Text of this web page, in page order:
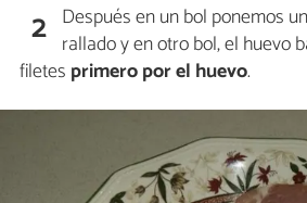
2 Después en un bol ponemos
rallado y en otro bol, el huevo
filetes primero por el huevo.